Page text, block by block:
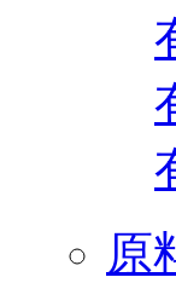
原